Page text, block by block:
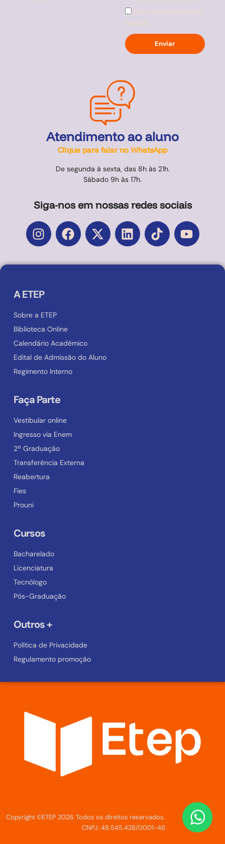
Enviar
Atendimento ao aluno
Clique para falar no WhatsApp
De segunda à sexta, das 8h às 21h.
Sábado 9h às 17h.
Siga-nos em nossas redes sociais
A ETEP
Sobre a ETEP
Biblioteca Online
Calendário Acadêmico
Edital de Admissão do Aluno
Regimento Interno
Faça Parte
Vestibular online
Ingresso via Enem
2ª Graduação
Transferência Externa
Reabertura
Fies
Prouni
Cursos
Bacharelado
Licenciatura
Tecnólogo
Pós-Graduação
Outros +
Política de Privacidade
Regulamento promoção
Copyright ©ETEP 2026. Todos os direitos reservados.
CNPJ: 48.545.428/0001-46